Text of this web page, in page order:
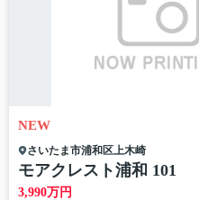
NEW
さいたま市浦和区上木崎
モアクレスト浦和 101
3,990万円